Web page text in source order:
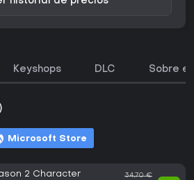
Keyshops DLC Sobre
Microsoft Store
2 Character
34,70 €